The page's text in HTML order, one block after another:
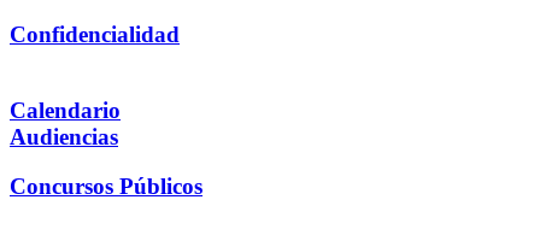
Confidencialidad
Calendario
Audiencias
Concursos Públicos